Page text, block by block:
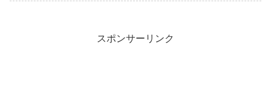
スポンサーリンク